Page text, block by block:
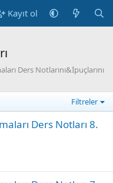
Kayıt ol
Ders Notlarını&İpuçlarını
Filtreler
Ders Notları 8.